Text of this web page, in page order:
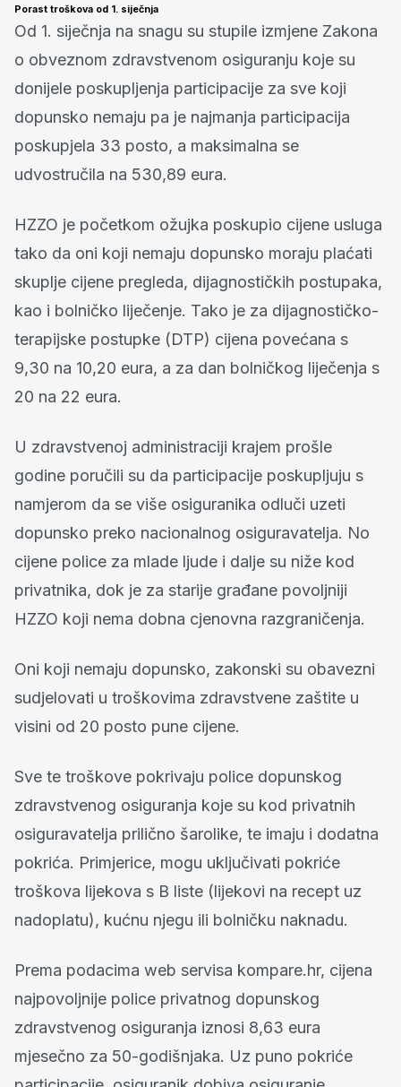
Porast troškova od 1. siječnja
Od 1. siječnja na snagu su stupile izmjene Zakona
o obveznom zdravstvenom osiguranju koje su
donijele poskupljenja participacije za sve koji
dopunsko nemaju pa je najmanja participacija
poskupjela 33 posto, a maksimalna se
udvostručila na 530,89 eura.
HZZO je početkom ožujka poskupio cijene usluga
tako da oni koji nemaju dopunsko moraju plaćati
skuplje cijene pregleda, dijagnostičkih postupaka,
kao i bolničko liječenje. Tako je za dijagnostičko-
terapijske postupke (DTP) cijena povećana s
9,30 na 10,20 eura, a za dan bolničkog liječenja s
20 na 22 eura.
U zdravstvenoj administraciji krajem prošle
godine poručili su da participacije poskupljuju s
namjerom da se više osiguranika odluči uzeti
dopunsko preko nacionalnog osiguravatelja. No
cijene police za mlade ljude i dalje su niže kod
privatnika, dok je za starije građane povoljniji
HZZO koji nema dobna cjenovna razgraničenja.
Oni koji nemaju dopunsko, zakonski su obavezni
sudjelovati u troškovima zdravstvene zaštite u
visini od 20 posto pune cijene.
Sve te troškove pokrivaju police dopunskog
zdravstvenog osiguranja koje su kod privatnih
osiguravatelja prilično šarolike, te imaju i dodatna
pokrića. Primjerice, mogu uključivati pokriće
troškova lijekova s B liste (lijekovi na recept uz
nadoplatu), kućnu njegu ili bolničku naknadu.
Prema podacima web servisa kompare.hr, cijena
najpovoljnije police privatnog dopunskog
zdravstvenog osiguranja iznosi 8,63 eura
mjesečno za 50-godišnjaka. Uz puno pokriće